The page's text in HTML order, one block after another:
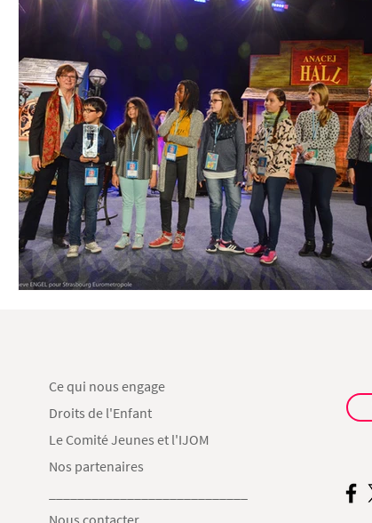
Ce qui nous engage
Droits de l'Enfant
Le Comité Jeunes et l'IJOM
Nos partenaires
Nous contacter